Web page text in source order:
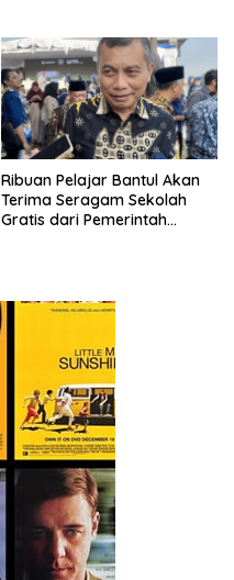
Ribuan Pelajar Bantul Akan
Terima Seragam Sekolah
Gratis dari Pemerintah